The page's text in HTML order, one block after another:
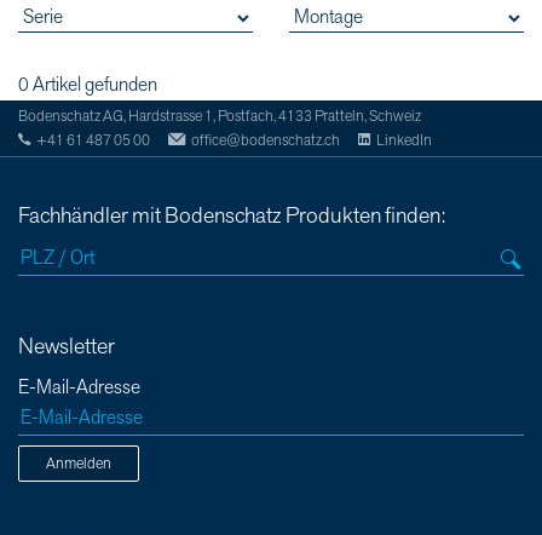
0 Artikel gefunden
Bodenschatz AG, Hardstrasse 1, Postfach, 4133 Pratteln, Schweiz
+41 61 487 05 00
office@bodenschatz.ch LinkedIn
Fachhändler mit Bodenschatz Produkten finden:
Newsletter
E-Mail-Adresse
Anmelden